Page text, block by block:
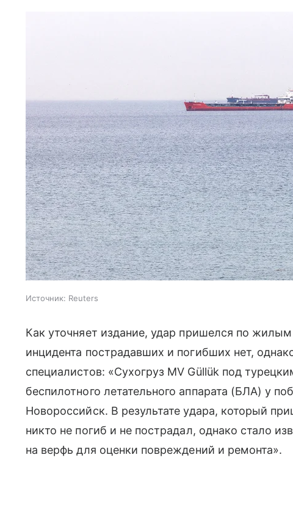
Источник: Reuters
Как уточняет издание, удар пришелся по
инцидента пострадавших и погибших нет,
специалистов: «Сухогруз MV Güllük под
беспилотного летательного аппарата (БЛА) у
Новороссийск. В результате удара, который
никто не погиб и не пострадал, однако стало
на верфь для оценки повреждений и ремонта».